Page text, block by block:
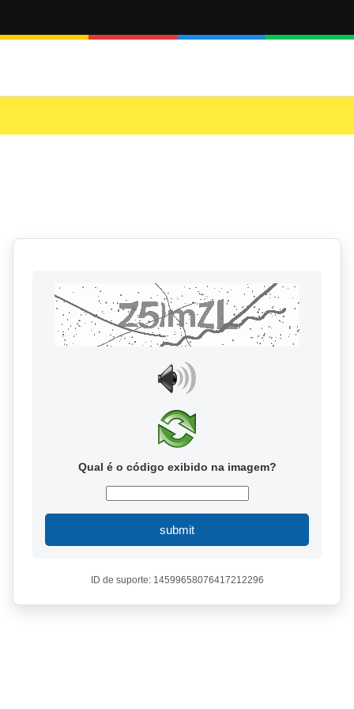
Qual é o código exibido na imagem?
submit
ID de suporte: 14599658076417212296